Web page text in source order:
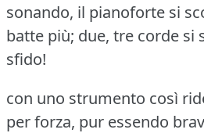
sonando, il pianoforte si
batte più; due, tre corde si
sfido!
con uno strumento così
per forza, pur essendo